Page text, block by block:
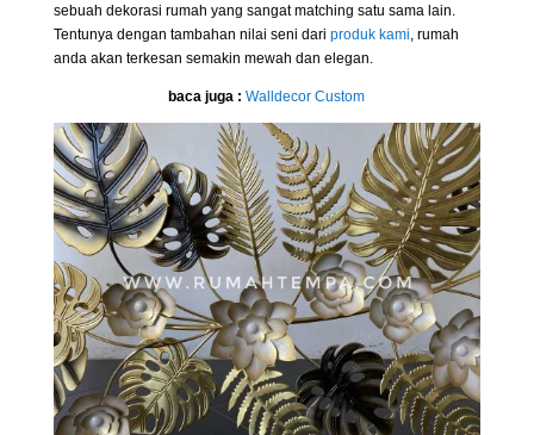
sebuah dekorasi rumah yang sangat matching satu sama lain.
Tentunya dengan tambahan nilai seni dari produk kami, rumah
anda akan terkesan semakin mewah dan elegan.
baca juga : Walldecor Custom